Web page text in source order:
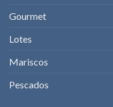
Gourmet
Lotes
Mariscos
Pescados